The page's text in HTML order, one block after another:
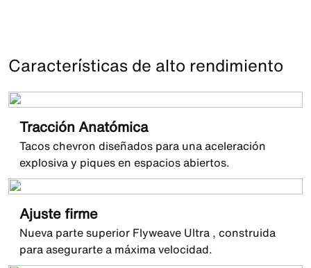
Características de alto rendimiento
Tracción Anatómica
Tacos chevron diseñados para una aceleración
explosiva y piques en espacios abiertos.
Ajuste firme
Nueva parte superior Flyweave Ultra , construida
para asegurarte a máxima velocidad.